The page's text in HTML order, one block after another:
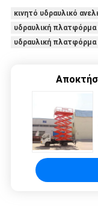
κινητό υδραυλικό
υδραυλική πλατφόρμα
υδραυλική πλατφόρμα